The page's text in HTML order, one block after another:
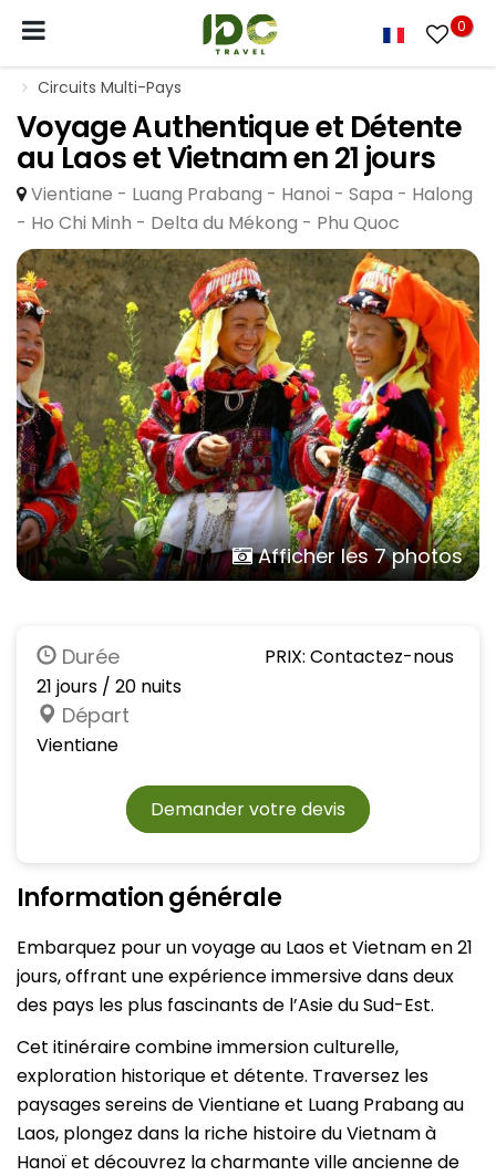
0
Circuits Multi-Pays
Voyage Authentique et Détente
au Laos et Vietnam en 21 jours
Vientiane - Luang Prabang - Hanoi - Sapa - Halong
- Ho Chi Minh - Delta du Mékong - Phu Quoc
Afficher les 7 photos
Durée
21 jours / 20 nuits
Départ
Vientiane
PRIX: Contactez-nous
Demander votre devis
Information générale
Embarquez pour un voyage au Laos et Vietnam en 21
jours, offrant une expérience immersive dans deux
des pays les plus fascinants de l’Asie du Sud-Est.
Cet itinéraire combine immersion culturelle,
exploration historique et détente. Traversez les
paysages sereins de Vientiane et Luang Prabang au
Laos, plongez dans la riche histoire du Vietnam à
Hanoï et découvrez la charmante ville ancienne de